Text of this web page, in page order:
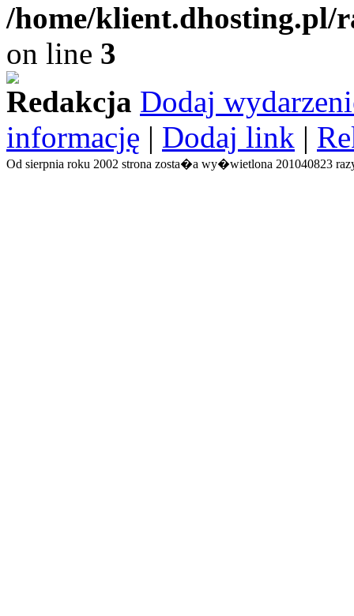
/home/
on line 3
Redakcja Dodaj
informację | Dodaj link |
Od sierpnia roku 2002 strona zosta�a wy�wietlona 201040823